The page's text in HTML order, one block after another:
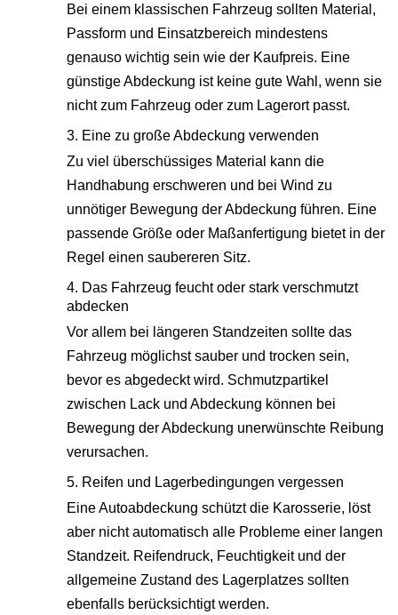
Bei einem klassischen Fahrzeug sollten Material,
Passform und Einsatzbereich mindestens
genauso wichtig sein wie der Kaufpreis. Eine
günstige Abdeckung ist keine gute Wahl, wenn sie
nicht zum Fahrzeug oder zum Lagerort passt.
3. Eine zu große Abdeckung verwenden
Zu viel überschüssiges Material kann die
Handhabung erschweren und bei Wind zu
unnötiger Bewegung der Abdeckung führen. Eine
passende Größe oder Maßanfertigung bietet in der
Regel einen saubereren Sitz.
4. Das Fahrzeug feucht oder stark verschmutzt
abdecken
Vor allem bei längeren Standzeiten sollte das
Fahrzeug möglichst sauber und trocken sein,
bevor es abgedeckt wird. Schmutzpartikel
zwischen Lack und Abdeckung können bei
Bewegung der Abdeckung unerwünschte Reibung
verursachen.
5. Reifen und Lagerbedingungen vergessen
Eine Autoabdeckung schützt die Karosserie, löst
aber nicht automatisch alle Probleme einer langen
Standzeit. Reifendruck, Feuchtigkeit und der
allgemeine Zustand des Lagerplatzes sollten
ebenfalls berücksichtigt werden.